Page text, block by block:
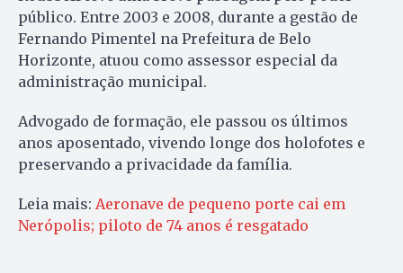
público. Entre 2003 e 2008, durante a gestão de
Fernando Pimentel na Prefeitura de Belo
Horizonte, atuou como assessor especial da
administração municipal.
Advogado de formação, ele passou os últimos
anos aposentado, vivendo longe dos holofotes e
preservando a privacidade da família.
Leia mais: Aeronave de pequeno porte cai em
Nerópolis; piloto de 74 anos é resgatado